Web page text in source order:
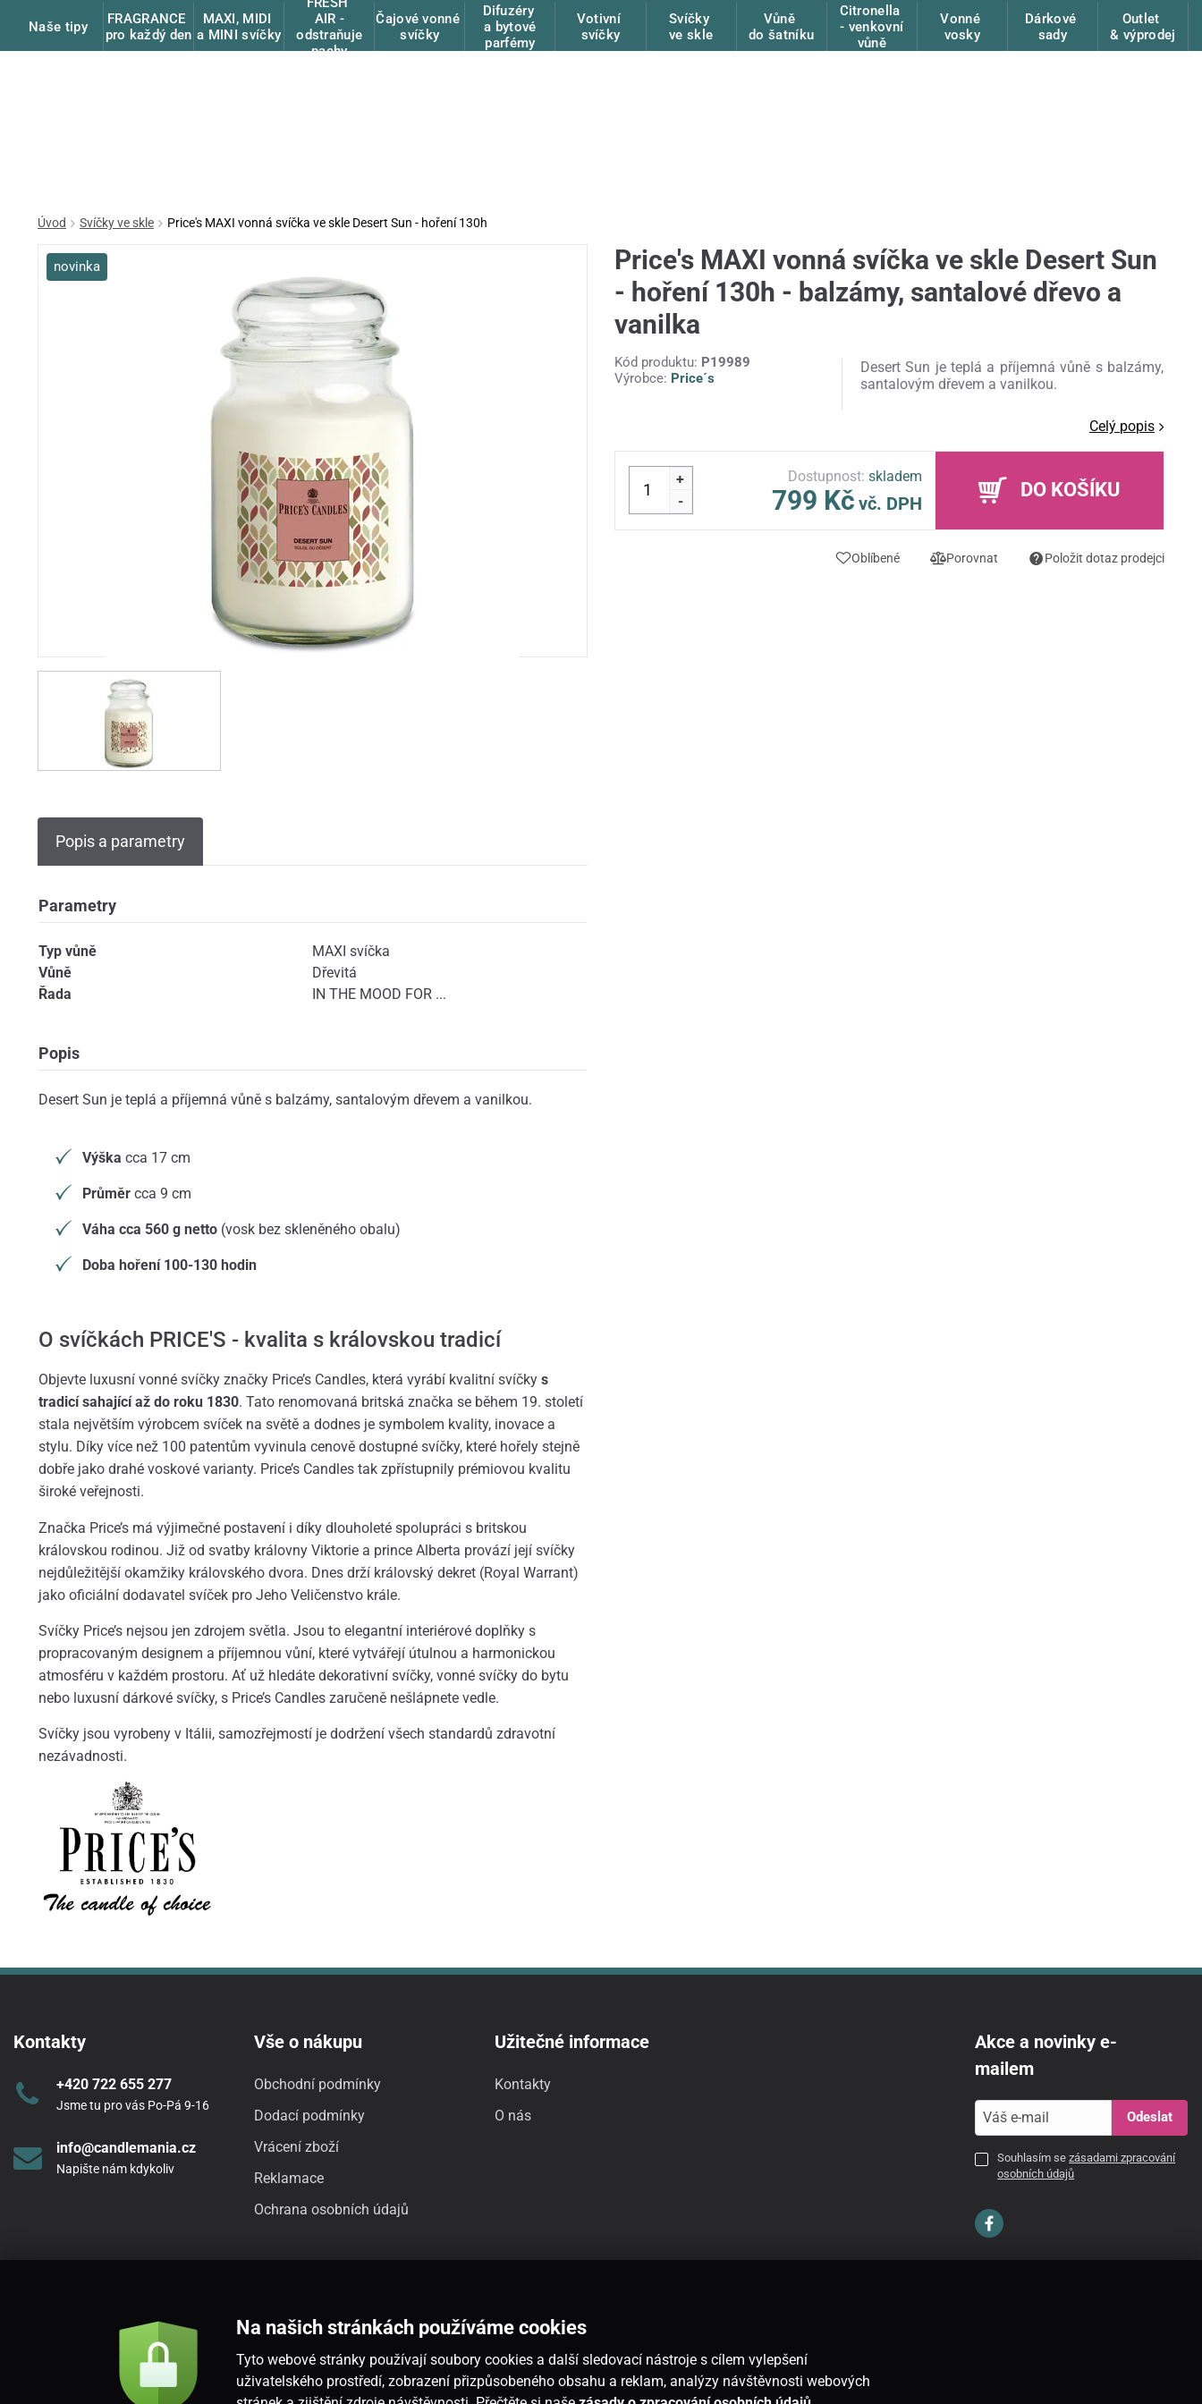
Naše tipy
FRAGRANCE
pro každý den
MAXI, MIDI
a MINI svíčky
AIR -
odstraňuje
pachy
Čajové vonné
svíčky
Difuzéry
a bytové
parfémy
Votivní
svíčky
Svíčky
ve skle
Vůně
do šatníku
Citronella
- venkovní
vůně
Vonné
vosky
Dárkové
sady
Outlet
& výprodej
Úvod Svíčky ve skle Price's MAXI vonná svíčka ve skle Desert Sun - hoření 130h
novinka
Popis a parametry
Parametry
Typ vůně
MAXI svíčka
Vůně
Dřevitá
Řada
IN THE MOOD FOR ...
Popis
Desert Sun je teplá a příjemná vůně s balzámy, santalovým dřevem a vanilkou.
Výška cca 17 cm
Průměrcca 9 cm
Váha cca 560 g netto(vosk bez skleněného obalu)
Doba hoření 100-130 hodin
O svíčkách PRICE'S - kvalita s královskou tradicí
Objevte luxusní vonné svíčky značky Price’s Candles, která vyrábí kvalitní svíčky s
tradicí sahající až do roku 1830. Tato renomovaná britská značka se během 19. století
stala největším výrobcem svíček na světě a dodnes je symbolem kvality, inovace a
stylu. Díky více než 100 patentům vyvinula cenově dostupné svíčky, které hořely stejně
dobře jako drahé voskové varianty. Price’s Candles tak zpřístupnily prémiovou kvalitu
široké veřejnosti.
Značka Price’s má výjimečné postavení i díky dlouholeté spolupráci s britskou
královskou rodinou. Již od svatby královny Viktorie a prince Alberta provází její svíčky
nejdůležitější okamžiky královského dvora. Dnes drží královský dekret (Royal Warrant)
jako oficiální dodavatel svíček pro Jeho Veličenstvo krále.
Svíčky Price’s nejsou jen zdrojem světla. Jsou to elegantní interiérové doplňky s
propracovaným designem a příjemnou vůní, které vytvářejí útulnou a harmonickou
atmosféru v každém prostoru. Ať už hledáte dekorativní svíčky, vonné svíčky do bytu
nebo luxusní dárkové svíčky, s Price’s Candles zaručeně nešlápnete vedle.
Svíčky jsou vyrobeny v Itálii, samozřejmostí je dodržení všech standardů zdravotní
nezávadnosti.
Price's MAXI vonná svíčka ve skle Desert Sun
- hoření 130h - balzámy, santalové dřevo a
vanilka
Kód produktu: P19989
Výrobce: Price´s
Desert Sun je teplá a příjemná vůně s balzámy,
santalovým dřevem a vanilkou.
Celý popis
+
-
Dostupnost: skladem
799 Kč vč. DPH
DO KOŠÍKU
Oblíbené Porovnat Položit dotaz prodejci
Kontakty
+420 722 655 277
Jsme tu pro vás Po-Pá 9-16
info@candlemania.cz
Napište nám kdykoliv
Vše o nákupu
Obchodní podmínky
Dodací podmínky
Vrácení zboží
Reklamace
Ochrana osobních údajů
Užitečné informace
Kontakty
O nás
Akce a novinky e-
mailem
Odeslat
Souhlasím sezásadami zpracování
osobních údajů
Na našich stránkách používáme cookies
Tyto webové stránky používají soubory cookies a další sledovací nástroje s cílem vylepšení
uživatelského prostředí, zobrazení přizpůsobeného obsahu a reklam, analýzy návštěvnosti webových